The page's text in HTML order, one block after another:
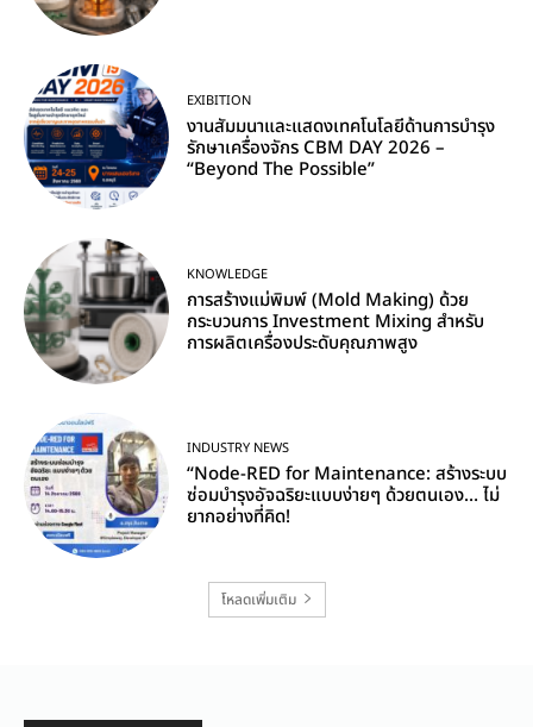
EXIBITION
งานสัมมนาและแสดงเทคโนโลยีด้านการบำรุง
รักษาเครื่องจักร CBM DAY 2026 –
“Beyond The Possible”
KNOWLEDGE
การสร้างแม่พิมพ์ (Mold Making) ด้วย
กระบวนการ Investment Mixing สำหรับ
การผลิตเครื่องประดับคุณภาพสูง
INDUSTRY NEWS
“Node-RED for Maintenance: สร้างระบบ
ซ่อมบำรุงอัจฉริยะแบบง่ายๆ ด้วยตนเอง… ไม่
ยากอย่างที่คิด!
โหลดเพิ่มเติม